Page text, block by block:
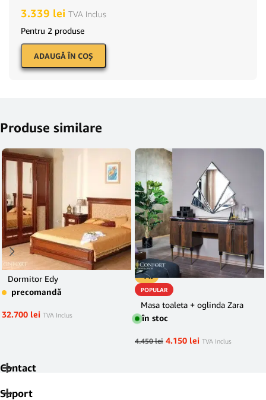
3.339 lei TVA Inclus
Pentru 2 produse
ADAUGĂ ÎN COŞ
Produse similare
Dormitor Edy
precomandă
32.700 lei TVA Inclus
-7%
POPULAR
Masa toaleta + oglinda Zara
în stoc
4.450lei 4.150 lei TVA Inclus
Contact
Suport